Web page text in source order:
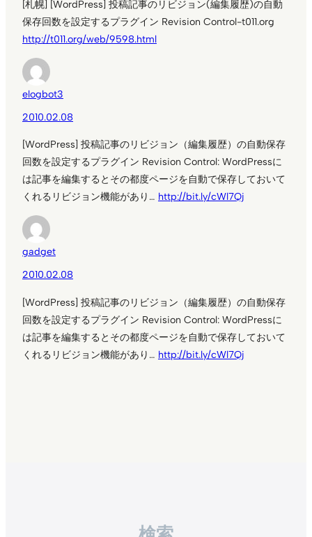
[札幌] [WordPress] 投稿記事のリビジョン(編集履歴)の自動
保存回数を設定するプラグイン Revision Control-t011.org
http://t011.org/web/9598.html
elogbot3
2010.02.08
[WordPress] 投稿記事のリビジョン（編集履歴）の自動保存
回数を設定するプラグイン Revision Control: WordPressに
は記事を編集するとその都度ページを自動で保存しておいて
くれるリビジョン機能があり… http://bit.ly/cWl7Qj
gadget
2010.02.08
[WordPress] 投稿記事のリビジョン（編集履歴）の自動保存
回数を設定するプラグイン Revision Control: WordPressに
は記事を編集するとその都度ページを自動で保存しておいて
くれるリビジョン機能があり… http://bit.ly/cWl7Qj